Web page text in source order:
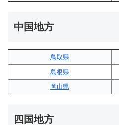
中国地方
鳥取県
島根県
岡山県
四国地方